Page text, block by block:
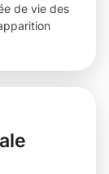
de vie des